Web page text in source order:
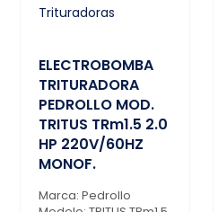
Trituradoras
ELECTROBOMBA
TRITURADORA
PEDROLLO MOD.
TRITUS TRm1.5 2.0
HP 220V/60HZ
MONOF.
Marca: Pedrollo